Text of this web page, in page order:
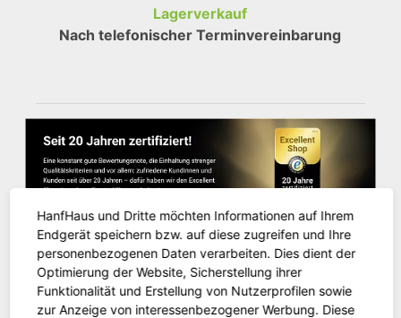
Lagerverkauf
Nach telefonischer Terminvereinbarung
KUNDENSERVICE
HanfHaus und Dritte möchten Informationen auf Ihrem
Endgerät speichern bzw. auf diese zugreifen und Ihre
personenbezogenen Daten verarbeiten. Dies dient der
Optimierung der Website, Sicherstellung ihrer
Funktionalität und Erstellung von Nutzerprofilen sowie
zur Anzeige von interessenbezogener Werbung. Diese